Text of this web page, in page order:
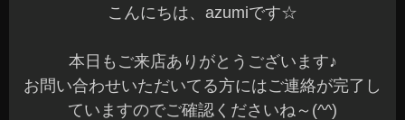
こんにちは、azumiです☆
本日もご来店ありがとうございます♪
お問い合わせいただいてる方にはご連絡が完了し
ていますのでご確認くださいね～(^^)